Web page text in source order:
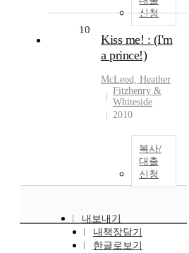
신청
10
Kiss me! : (I'm
a prince!)
McLeod, Heather
Fitzhenry &
Whiteside
2010
복사/
대출
신청
내보내기
내책장담기
한글로보기